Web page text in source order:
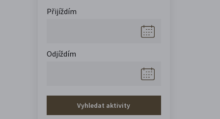
Přijíždím
Odjíždím
Vyhledat aktivity